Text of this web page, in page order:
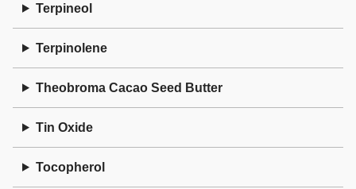
Terpineol
Terpinolene
Theobroma Cacao Seed Butter
Tin Oxide
Tocopherol